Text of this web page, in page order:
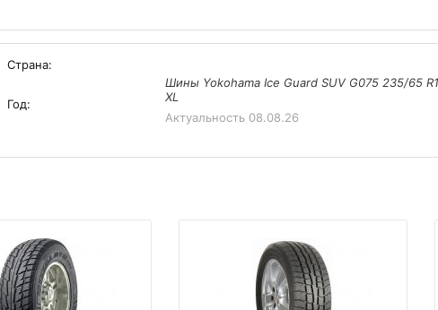
Страна:
Год:
Шины Yokohama Ice Guard SUV G075 235/65
XL
Актуальность 08.08.26